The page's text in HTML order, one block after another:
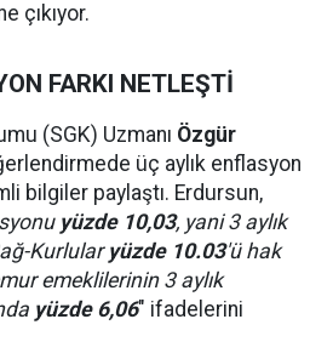
çıkıyor.
FARKI NETLEŞTİ
(SGK) Uzmanı Özgür
üç aylık enflasyon
bilgiler paylaştı. Erdursun,
yüzde 10,03, yani 3 aylık
Kurlular yüzde 10.03'ü hak
emeklilerinin 3 aylık
yüzde 6,06" ifadelerini